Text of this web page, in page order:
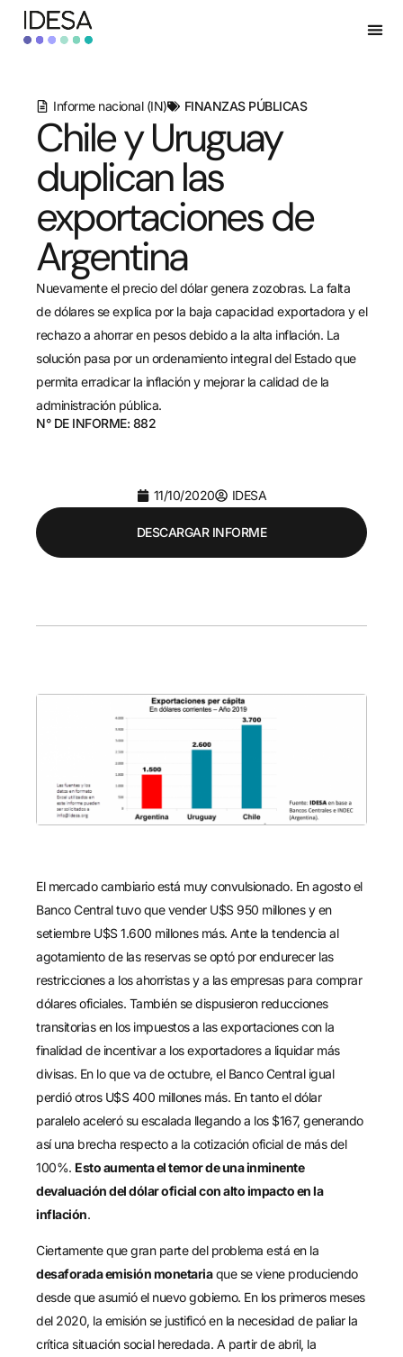
Informe nacional (IN) FINANZAS PÚBLICAS
Chile y Uruguay
duplican las
exportaciones de
Argentina
Nuevamente el precio del dólar genera zozobras. La falta
de dólares se explica por la baja capacidad exportadora y el
rechazo a ahorrar en pesos debido a la alta inflación. La
solución pasa por un ordenamiento integral del Estado que
permita erradicar la inflación y mejorar la calidad de la
administración pública.
N° DE INFORME: 882
11/10/2020 IDESA
DESCARGAR INFORME
El mercado cambiario está muy convulsionado. En agosto el
Banco Central tuvo que vender U$S 950 millones y en
setiembre U$S 1.600 millones más. Ante la tendencia al
agotamiento de las reservas se optó por endurecer las
restricciones a los ahorristas y a las empresas para comprar
dólares oficiales. También se dispusieron reducciones
transitorias en los impuestos a las exportaciones con la
finalidad de incentivar a los exportadores a liquidar más
divisas. En lo que va de octubre, el Banco Central igual
perdió otros U$S 400 millones más. En tanto el dólar
paralelo aceleró su escalada llegando a los $167, generando
así una brecha respecto a la cotización oficial de más del
100%. Esto aumenta el temor de una inminente
devaluación del dólar oficial con alto impacto en la
inflación.
Ciertamente que gran parte del problema está en la
desaforada emisión monetariaque se viene produciendo
desde que asumió el nuevo gobierno. En los primeros meses
del 2020, la emisión se justificó en la necesidad de paliar la
crítica situación social heredada. A partir de abril, la